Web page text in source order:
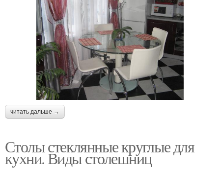
читать дальше →
Столы стеклянные круглые для
кухни. Виды столешниц